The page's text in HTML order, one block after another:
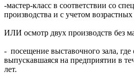
-мастер-класс в соответствии со
производства и с учетом
ИЛИ осмотр двух производств без
- посещение выставочного зала, где
выпускавшаяся на предприятии в
лет.